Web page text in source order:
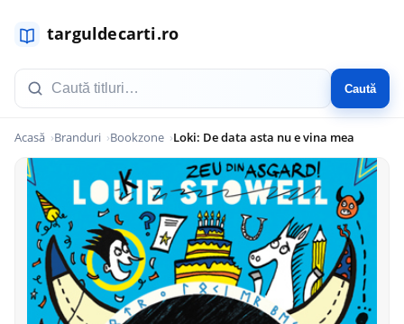
Caută
Acasă Branduri Bookzone Loki: De data asta nu e vina mea